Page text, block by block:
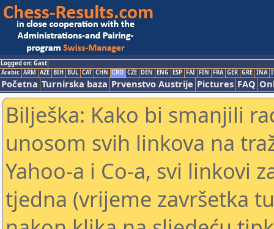
Logged on: Gast
Arabic ARM AZE BIH BUL CAT CHN CRO CZE DEN ENG ESP FAI FIN FRA GER GRE INA
Početna Turnirska baza Prvenstvo Austrije Pictures FAQ
Bilješka: Kako bi smanjili
unosom svih linkova na
Yahoo-a i Co-a, svi linkovi
tjedna (vrijeme završetka